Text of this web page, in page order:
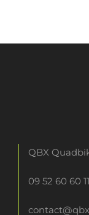
QBX
09 52 60 60 11